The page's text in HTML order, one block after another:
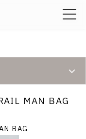
toggle
MAN BAG
BAG